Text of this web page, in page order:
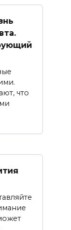
что